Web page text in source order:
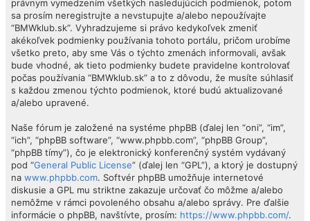
právnym vymedzením všetkých nasledujúcich podmienok, potom
sa prosím neregistrujte a nevstupujte a/alebo nepoužívajte
“BMWklub.sk”. Vyhradzujeme si právo kedykoľvek zmeniť
akékoľvek podmienky používania tohoto portálu, pričom urobíme
všetko preto, aby sme Vás o týchto zmenách informovali, avšak
bude vhodné, ak tieto podmienky budete pravidelne kontrolovať
počas používania “BMWklub.sk” a to z dôvodu, že musíte súhlasiť
s každou zmenou týchto podmienok, ktoré budú aktualizované
a/alebo upravené.
Naše fórum je založené na systéme phpBB (ďalej len “oni”, “im”,
“ich”, “phpBB software”, “www.phpbb.com”, “phpBB Group”,
“phpBB tímy”), čo je elektronický konferenčný systém vydávaný
pod “General Public License” (ďalej len “GPL”), a ktorý je dostupný
na www.phpbb.com. Softvér phpBB umožňuje internetové
diskusie a GPL mu striktne zakazuje určovať čo môžme a/alebo
nemôžme v rámci povoleného obsahu a/alebo správy. Pre ďalšie
informácie o phpBB, navštívte, prosím: https://www.phpbb.com/.